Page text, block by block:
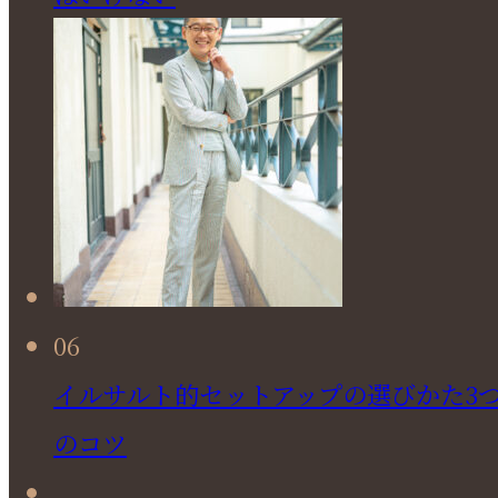
06
イルサルト的セットアップの選びかた3
のコツ